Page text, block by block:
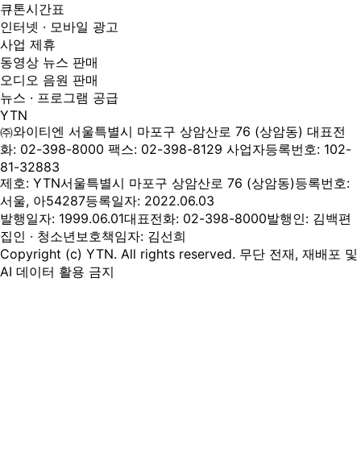
큐톤시간표
인터넷 · 모바일 광고
사업 제휴
동영상 뉴스 판매
오디오 음원 판매
뉴스 · 프로그램 공급
YTN
㈜와이티엔 서울특별시 마포구 상암산로 76 (상암동) 대표전
화: 02-398-8000 팩스: 02-398-8129 사업자등록번호: 102-
81-32883
제호: YTN서울특별시 마포구 상암산로 76 (상암동)등록번호:
서울, 아54287등록일자: 2022.06.03
발행일자: 1999.06.01대표전화: 02-398-8000발행인: 김백편
집인 · 청소년보호책임자: 김선희
Copyright (c) YTN. All rights reserved. 무단 전재, 재배포 및
AI 데이터 활용 금지